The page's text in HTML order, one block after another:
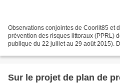
Observations conjointes de Coorlit85 et
prévention des risques littoraux (PPRL)
publique du 22 juillet au 29 août 2015).
Sur le projet de plan de